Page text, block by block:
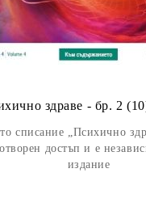
здраве - бр. 2
списание „Психично
достъп и е
издание